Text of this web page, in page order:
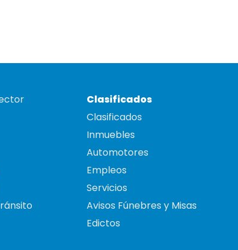
Clasificados
Clasificados
Inmuebles
Automotores
Empleos
Servicios
Avisos Fúnebres y Misas
Edictos